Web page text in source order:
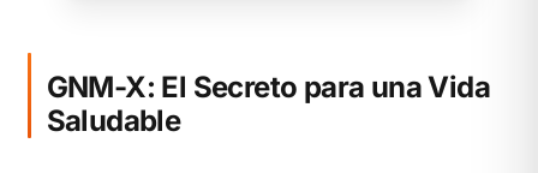
GNM-X: El Secreto para una Vida
Saludable